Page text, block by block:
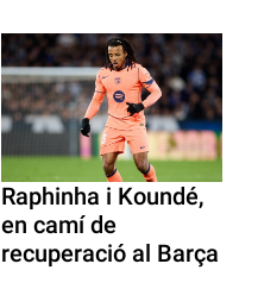
Raphinha i Koundé,
en camí de
recuperació al Barça